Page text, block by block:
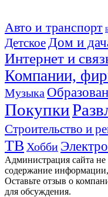
Авто и транспорт
Детское Дом и
Интернет и
Компании,
Музыка
Покупки
Строительство и
ТВ Хобби
Администрация сайта не
содержание
Оставьте отзыв о
для обсуждения.